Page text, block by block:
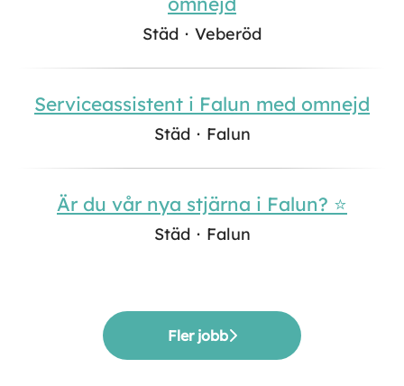
Städ · Veberöd
Serviceassistent i Falun med omnejd
Städ · Falun
Är du vår nya stjärna i Falun? ⭐
Städ · Falun
Fler jobb